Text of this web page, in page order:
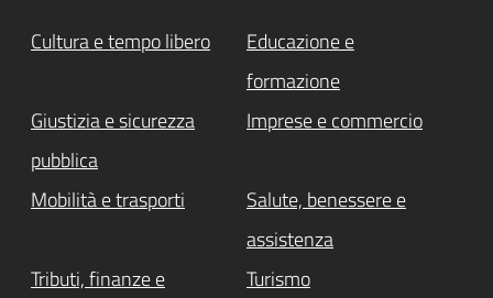
Cultura e tempo libero
Educazione e
formazione
Giustizia e sicurezza
pubblica
Imprese e commercio
Mobilità e trasporti
Salute, benessere e
assistenza
Tributi, finanze e
Turismo